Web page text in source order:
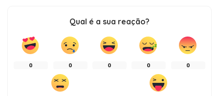
Qual é a sua reação?
0 0 0 0 0